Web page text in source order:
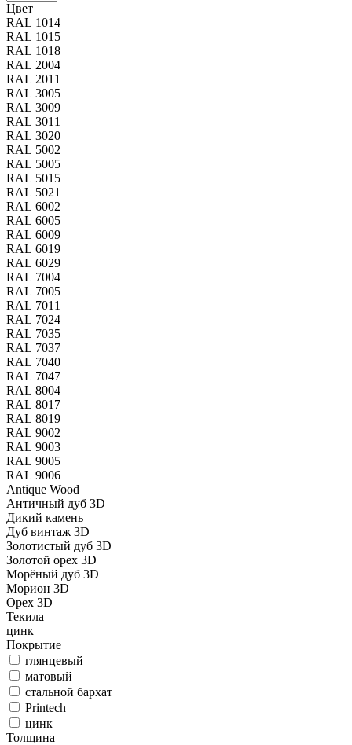
Цвет
Цвет
RAL 1014
RAL 1015
RAL 1018
RAL 2004
RAL 2011
RAL 3005
RAL 3009
RAL 3011
RAL 3020
RAL 5002
RAL 5005
RAL 5015
RAL 5021
RAL 6002
RAL 6005
RAL 6009
RAL 6019
RAL 6029
RAL 7004
RAL 7005
RAL 7011
RAL 7024
RAL 7035
RAL 7037
RAL 7040
RAL 7047
RAL 8004
RAL 8017
RAL 8019
RAL 9002
RAL 9003
RAL 9005
RAL 9006
Antique Wood
Античный дуб 3D
Дикий камень
Дуб винтаж 3D
Золотистый дуб 3D
Золотой орех 3D
Морёный дуб 3D
Морион 3D
Орех 3D
Текила
цинк
Покрытие
глянцевый
матовый
стальной бархат
Printech
цинк
Толщина